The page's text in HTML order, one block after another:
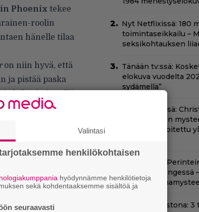
Phoenix tekee
roolin
hänelle tilaa
on niin hyvä, että
ja pistää paska
Kauhea
siitä toisesta
pienintä
Sen pitäisi
juuri
se, joka välittää.
Nyt Netflixissä: 180
toimintaseikkailu –
seksikohtauksen
Tänään tv:ssä:
elokuva vuodelta
sydämellä”
Nyt Netflixissä:
viiden tähden
hienosti kirjoitettu
Illalla tv:ssä:
Christien hengessä
tarjoaa
Nyt suoratoistona:
Valintasi
henkilökohtaisen
hyödynnämme henkilötietoja
sekä kohdentaaksemme sisältöä ja
seuraavasti